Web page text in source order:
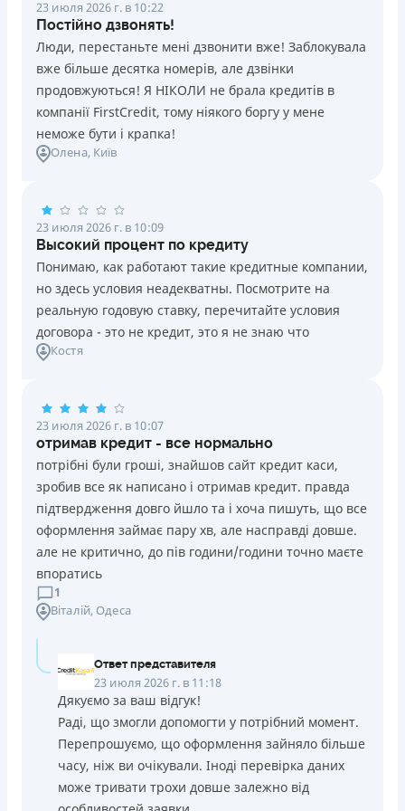
23 июля 2026 г. в 10:22
Постійно дзвонять!
Люди, перестаньте мені дзвонити вже! Заблокувала
вже більше десятка номерів, але дзвінки
продовжуються! Я НІКОЛИ не брала кредитів в
компанії FirstCredit, тому ніякого боргу у мене
неможе бути і крапка!
Олена, Київ
23 июля 2026 г. в 10:09
Высокий процент по кредиту
Понимаю, как работают такие кредитные компании,
но здесь условия неадекватны. Посмотрите на
реальную годовую ставку, перечитайте условия
договора - это не кредит, это я не знаю что
Костя
23 июля 2026 г. в 10:07
отримав кредит - все нормально
потрібні були гроші, знайшов сайт кредит каси,
зробив все як написано і отримав кредит. правда
підтвердження довго йшло та і хоча пишуть, що все
оформлення займає пару хв, але насправді довше.
але не критично, до пів години/години точно маєте
впоратись
1
Віталій, Одеса
Ответ представителя
23 июля 2026 г. в 11:18
Дякуємо за ваш відгук!
Раді, що змогли допомогти у потрібний момент.
Перепрошуємо, що оформлення зайняло більше
часу, ніж ви очікували. Іноді перевірка даних
може тривати трохи довше залежно від